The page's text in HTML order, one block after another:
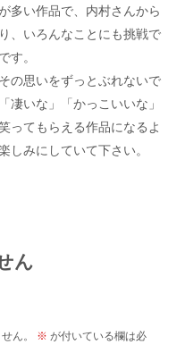
多い作品で、内村さんから
、いろんなことにも挑戦で
す。
の思いをずっとぶれないで
凄いな」「かっこいいな」
ってもらえる作品になるよ
しみにしていて下さい。
ん
ん。 ※ が付いている欄は必